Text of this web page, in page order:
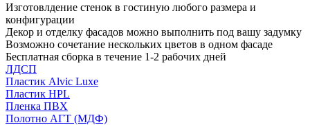
Изготовлдение стенок в гостиную любого размера и
конфигурации
Декор и отделку фасадов можно выполнить под вашу задумку
Возможно сочетание нескольких цветов в одном фасаде
Бесплатная сборка в течение 1-2 рабочих дней
ЛДСП
Пластик Alvic Luxe
Пластик HPL
Пленка ПВХ
Полотно АГТ (МДФ)